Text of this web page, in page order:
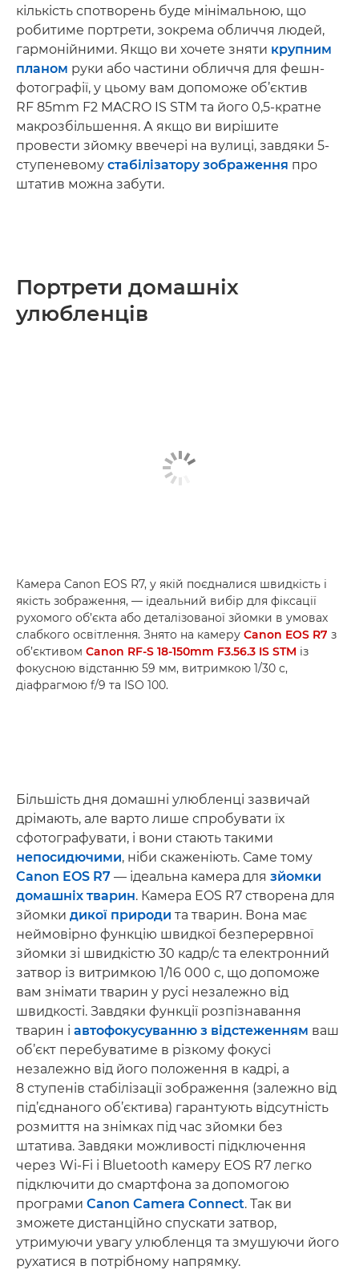
кількість спотворень буде мінімальною, що
робитиме портрети, зокрема обличчя людей,
гармонійними. Якщо ви хочете зняти крупним
планом руки або частини обличчя для фешн-
фотографії, у цьому вам допоможе об’єктив
RF 85mm F2 MACRO IS STM та його 0,5-кратне
макрозбільшення. А якщо ви вирішите
провести зйомку ввечері на вулиці, завдяки 5-
ступеневому стабілізатору зображення про
штатив можна забути.
Портрети домашніх
улюбленців
Камера Canon EOS R7, у якій поєдналися швидкість і
якість зображення, — ідеальний вибір для фіксації
рухомого об’єкта або деталізованої зйомки в умовах
слабкого освітлення. Знято на камеру Canon EOS R7 з
об’єктивом Canon RF-S 18-150mm F3.5­6.3 IS STM із
фокусною відстанню 59 мм, витримкою 1/30 с,
діафрагмою f/9 та ISO 100.
Більшість дня домашні улюбленці зазвичай
дрімають, але варто лише спробувати їх
сфотографувати, і вони стають такими
непосидючими, ніби скаженіють. Саме тому
Canon EOS R7 — ідеальна камера для зйомки
домашніх тварин. Камера EOS R7 створена для
зйомки дикої природи та тварин. Вона має
неймовірно функцію швидкої безперервної
зйомки зі швидкістю 30 кадр/с та електронний
затвор із витримкою 1/16 000 с, що допоможе
вам знімати тварин у русі незалежно від
швидкості. Завдяки функції розпізнавання
тварин і автофокусуванню з відстеженням ваш
об’єкт перебуватиме в різкому фокусі
незалежно від його положення в кадрі, а
8 ступенів стабілізації зображення (залежно від
під’єднаного об’єктива) гарантують відсутність
розмиття на знімках під час зйомки без
штатива. Завдяки можливості підключення
через Wi-Fi і Bluetooth камеру EOS R7 легко
підключити до смартфона за допомогою
програми Canon Camera Connect. Так ви
зможете дистанційно спускати затвор,
утримуючи увагу улюбленця та змушуючи його
рухатися в потрібному напрямку.